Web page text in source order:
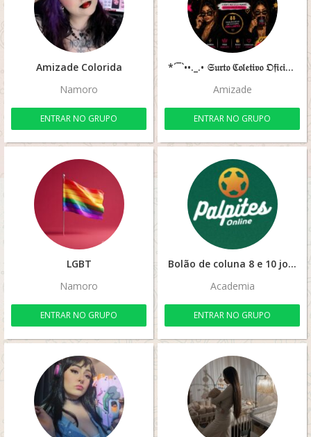
Amizade Colorida
Namoro
ENTRAR NO GRUPO
*´¯`••._.• 𝔖𝔲𝔯𝔱𝔬 ℭ𝔬𝔩𝔢𝔱𝔦𝔳𝔬 𝔒𝔣𝔦𝔠𝔦𝔞𝔩 •._.••`¯´´•.¸¸.•*
Amizade
ENTRAR NO GRUPO
LGBT
Namoro
ENTRAR NO GRUPO
Bolão de coluna 8 e 10 jogos
Academia
ENTRAR NO GRUPO